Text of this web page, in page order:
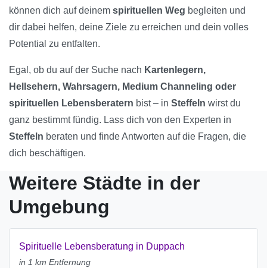
können dich auf deinem spirituellen Weg begleiten und
dir dabei helfen, deine Ziele zu erreichen und dein volles
Potential zu entfalten.
Egal, ob du auf der Suche nach Kartenlegern,
Hellsehern, Wahrsagern, Medium Channeling oder
spirituellen Lebensberatern bist – in Steffeln wirst du
ganz bestimmt fündig. Lass dich von den Experten in
Steffeln beraten und finde Antworten auf die Fragen, die
dich beschäftigen.
Weitere Städte in der
Umgebung
Spirituelle Lebensberatung in Duppach
in 1 km Entfernung